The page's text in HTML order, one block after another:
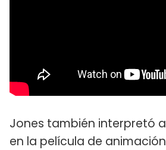
Jones también interpretó a
en la película de animación